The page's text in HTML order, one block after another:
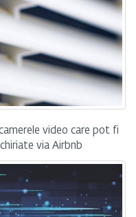
video care pot fi
via Airbnb